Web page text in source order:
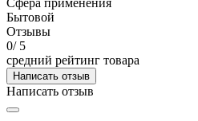
Сфера применения
Бытовой
Отзывы
0/ 5
средний рейтинг товара
Написать отзыв
Написать отзыв